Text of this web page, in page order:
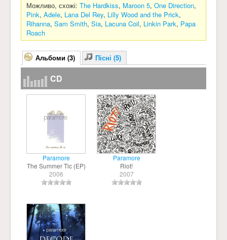
Можливо, схожі: The Hardkiss, Maroon 5, One Direction,
Pink, Adele, Lana Del Rey, Lilly Wood and the Prick,
Rihanna, Sam Smith, Sia, Lacuna Coil, Linkin Park, Papa
Roach
Альбоми (3) Пісні (5)
CD
Paramore
The Summer Tic (EP)
2006
Paramore
Riot!
2007